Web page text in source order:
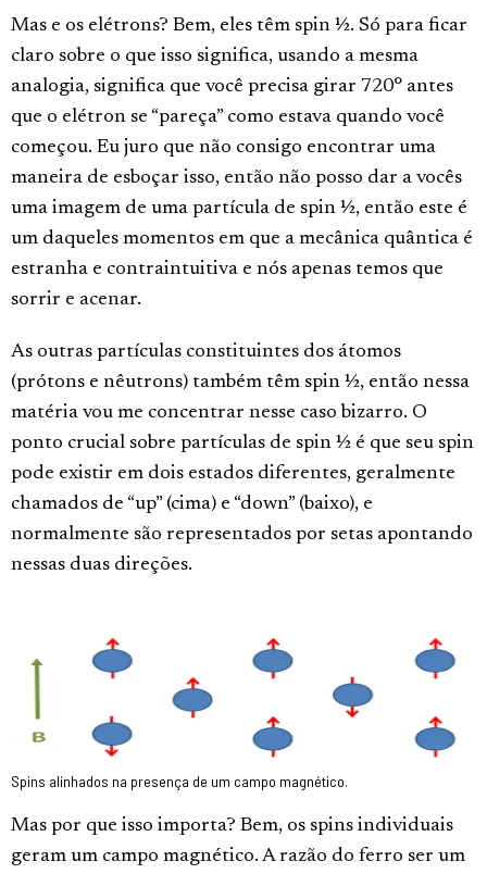
Mas e os elétrons? Bem, eles têm spin ½. Só para ficar
claro sobre o que isso significa, usando a mesma
analogia, significa que você precisa girar 720° antes
que o elétron se “pareça” como estava quando você
começou. Eu juro que não consigo encontrar uma
maneira de esboçar isso, então não posso dar a vocês
uma imagem de uma partícula de spin ½, então este é
um daqueles momentos em que a mecânica quântica é
estranha e contraintuitiva e nós apenas temos que
sorrir e acenar.
As outras partículas constituintes dos átomos
(prótons e nêutrons) também têm spin ½, então nessa
matéria vou me concentrar nesse caso bizarro. O
ponto crucial sobre partículas de spin ½ é que seu spin
pode existir em dois estados diferentes, geralmente
chamados de “up” (cima) e “down” (baixo), e
normalmente são representados por setas apontando
nessas duas direções.
Spins alinhados na presença de um campo magnético.
Mas por que isso importa? Bem, os spins individuais
geram um campo magnético. A razão do ferro ser um